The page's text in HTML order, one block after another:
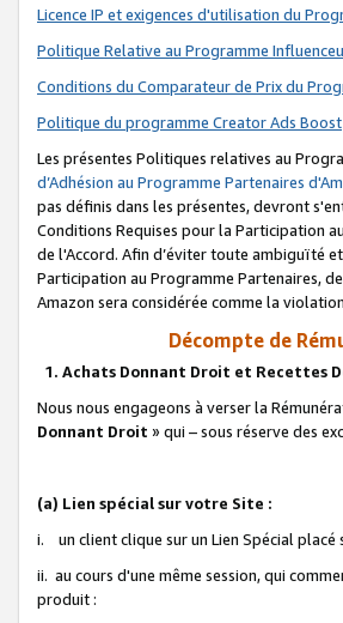
Licence IP et exigences d'utilisation du
Politique Relative au Programme
Conditions du Comparateur de Prix du
Politique du programme Creator Ads Boost
Les présentes Politiques relatives au
d’Adhésion au Programme Partenaires
pas définis dans les présentes, devront
Conditions Requises pour la Participation
de l'Accord. Afin d’éviter toute ambiguïté
Participation au Programme Partenaires,
Amazon sera considérée comme la
Décompte de
1. Achats Donnant Droit et Recettes
Nous nous engageons à verser la
Donnant Droit » qui – sous réserve des
(a) Lien spécial sur votre Site :
i. un client clique sur un Lien Spécial
ii. au cours d'une même session, qui
produit :